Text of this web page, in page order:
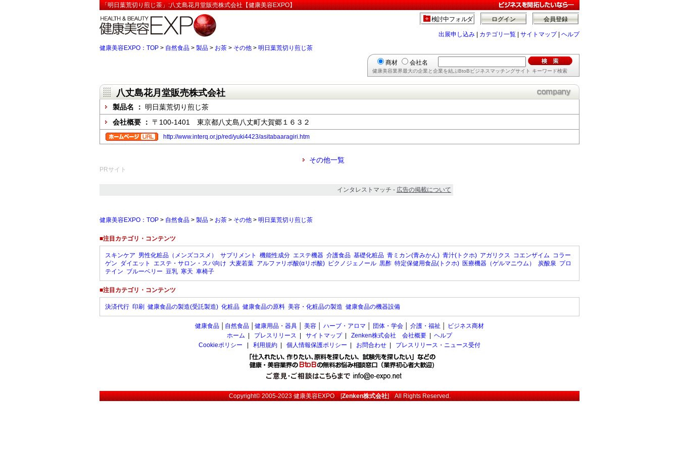
「明日葉荒切り煎じ茶」:八丈島花月堂販売株式会社【健康美容EXPO】
会員登録
ログイン
検討中フォルダ
出展申し込み カテゴリ一覧 サイトマップ| ヘルプ
健康美容EXPO：TOP > 自然食品 > 製品 > お茶 > その他 > 明日葉荒切り煎じ茶
商材 会社名
健康美容業界最大の企業と企業を結ぶBtoBビジネスマッチングサイト キーワード検索
八丈島花月堂販売株式会社
製品名 ： 明日葉荒切り煎じ茶
会社概要 ： 〒100-1401 東京都八丈島八丈町大賀郷１６３２
http://www.interq.or.jp/red/yuki4423/asitabaaragiri.htm
その他一覧
PRサイト
インタレストマッチ - 広告の掲載について
健康美容EXPO：TOP > 自然食品 > 製品 > お茶 > その他 > 明日葉荒切り煎じ茶
■注目カテゴリ・コンテンツ
スキンケア 男性化粧品（メンズコスメ） サプリメント 機能性成分 エステ機器 介護食品 基礎化粧品 青ミカン(青みかん) 青汁(トクホ) アガリクス コエンザイム コラー
ゲン ダイエット エステ・サロン・スパ向け 大麦若葉 アルファリポ酸(αリポ酸) ピクノジェノール 黒酢 特定保健用食品(トクホ) 医療機器（ゲルマニウム） 炭酸泉 プロ
テイン ブルーベリー 豆乳 寒天 車椅子
■注目カテゴリ・コンテンツ
決済代行 印刷 健康食品の製造(受託製造) 化粧品 健康食品の原料 美容・化粧品の製造 健康食品の機器設備
健康食品 自然食品 健康用品・器具 美容 ハーブ・アロマ 団体・学会 介護・福祉
ビジネス商材
ホーム
プレスリリース サイトマップ| Zenken株式会社 会社概要
ヘルプ
Cookieポリシー
利用規約 個人情報保護ポリシー お問合わせ プレスリリース・ニュース受付
Copyright© 2005-2023健康美容EXPO[Zenken株式会社] All Rights Reserved.